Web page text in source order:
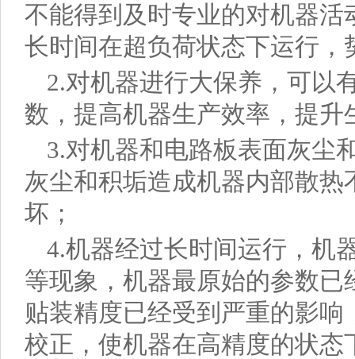
不能得到及时专业的对机器
长时间在超负荷状态下运行
2.对机器进行大保养，可以
数，提高机器生产效率，提升
3.对机器和电路板表面灰尘
灰尘和积垢造成机器内部散
坏；
4.机器经过长时间运行，机
等现象，机器最原始的参数
贴装精度已经受到严重的影
校正，使机器在高精度的状